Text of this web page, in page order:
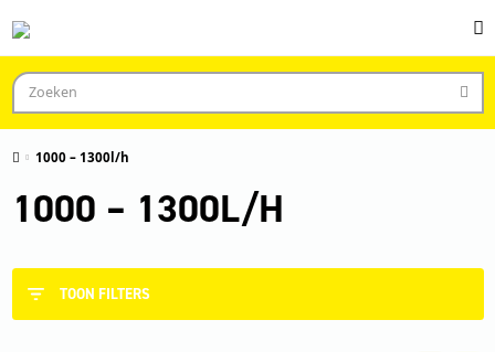
1000 – 1300l/h
1000 – 1300L/H
TOON FILTERS